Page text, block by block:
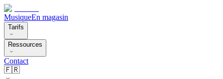
MusiqueEn magasin
Tarifs
Ressources
Contact
🇫🇷